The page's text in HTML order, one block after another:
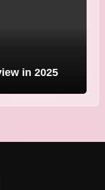
in 2025